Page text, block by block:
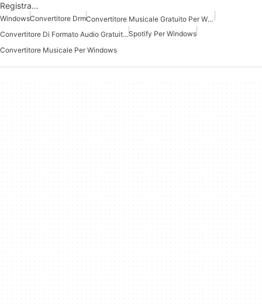
Registra…
WindowsConvertitore Drm
Convertitore Musicale Gratuito Per Windows
Convertitore Di Formato Audio Gratuito Per WindowsSpotify Per Windows
Convertitore Musicale Per Windows